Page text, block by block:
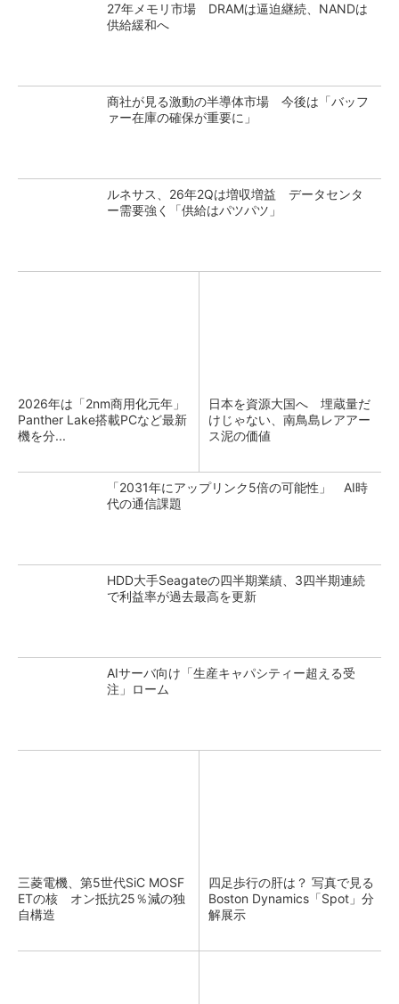
27年メモリ市場 DRAMは逼迫継続、NANDは
供給緩和へ
商社が見る激動の半導体市場 今後は「バッフ
ァー在庫の確保が重要に」
ルネサス、26年2Qは増収増益 データセンタ
ー需要強く「供給はパツパツ」
2026年は「2nm商用化元年」
Panther Lake搭載PCなど最新
機を分...
日本を資源大国へ 埋蔵量だ
けじゃない、南鳥島レアアー
ス泥の価値
「2031年にアップリンク5倍の可能性」 AI時
代の通信課題
HDD大手Seagateの四半期業績、3四半期連続
で利益率が過去最高を更新
AIサーバ向け「生産キャパシティー超える受
注」ローム
三菱電機、第5世代SiC MOSF
ETの核 オン抵抗25％減の独
自構造
四足歩行の肝は？ 写真で見る
Boston Dynamics「Spot」分
解展示